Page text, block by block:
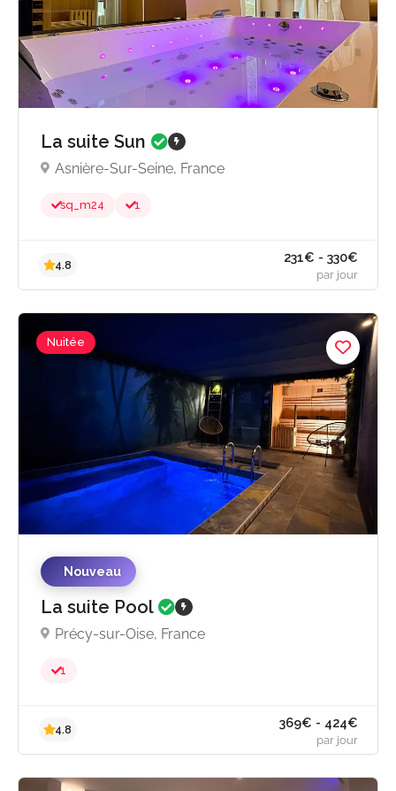
5.0
La suite Sun
Asnière-Sur-Seine, France
sq_m24 1
Nuitée
Nouveau
La suite Pool
Précy-sur-Oise, France
1